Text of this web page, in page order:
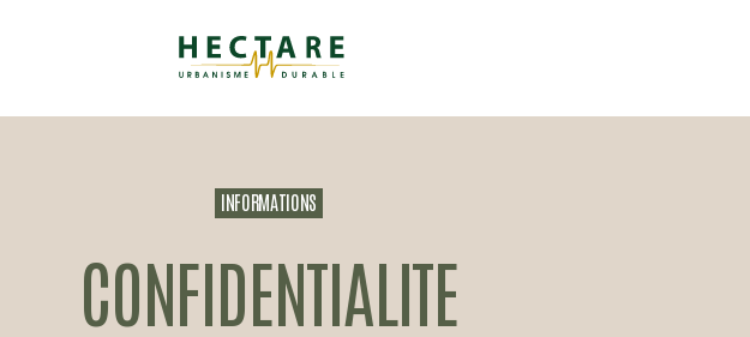
Hectare
urbanisme
durable
INFORMATIONS
CONFIDENTIALITE